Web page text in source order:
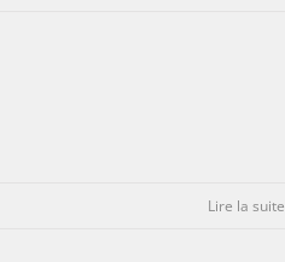
Lire la suite